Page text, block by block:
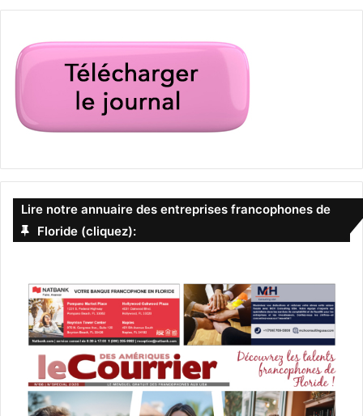
Lire notre annuaire des entreprises francophones de
Floride (cliquez):